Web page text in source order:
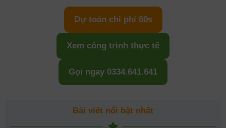
Dự toán chi phí 60s
Xem công trình thực tế
Gọi ngay 0334.641.641
Bài viết nổi bật nhất